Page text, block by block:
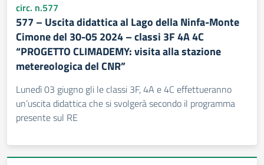
circ. n.577
577 – Uscita didattica al Lago della Ninfa-Monte
Cimone del 30-05 2024 – classi 3F 4A 4C
“PROGETTO CLIMADEMY: visita alla stazione
metereologica del CNR”
Lunedì 03 giugno gli le classi 3F, 4A e 4C effettueranno
un’uscita didattica che si svolgerà secondo il programma
presente sul RE